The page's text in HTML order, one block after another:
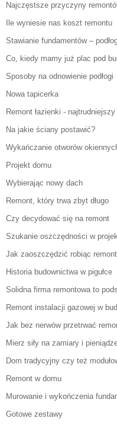
Najczęstsze przyczyny
Ile wyniesie nas koszt remontu
Stawianie fundamentów –
Co, kiedy mamy już plac pod
Sposoby na odnowienie podłogi
Nowa tapicerka
Remont łazienki -
Na jakie ściany postawić?
Wykańczanie otworów
Projekt domu
Wybierając nowy dach
Remont, który trwa zbyt długo
Czy decydować się na remont
Szukanie oszczędności w
Jak zaoszczędzić robiąc
Historia budownictwa w pigułce
Solidna firma remontowa to
Remont instalacji gazowej w
Jak bez nerwów przetrwać
Mierz siły na zamiary i
Dom tradycyjny czy też
Remont w domu
Murowanie i wykończenia
Gotowe zestawy